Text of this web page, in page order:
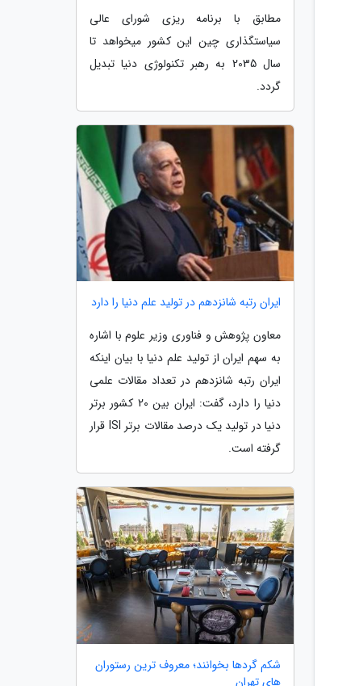
مطابق با برنامه ریزی شورای عالی
سیاستگذاری چین این کشور میخواهد تا
سال 2035 به رهبر تکنولوژی دنیا تبدیل
گردد.
ایران رتبه شانزدهم در تولید علم دنیا را دارد
معاون پژوهش و فناوری وزیر علوم با اشاره
به سهم ایران از تولید علم دنیا با بیان اینکه
ایران رتبه شانزدهم در تعداد مقالات علمی
دنیا را دارد، گفت: ایران بین 20 کشور برتر
دنیا در تولید یک درصد مقالات برتر ISI قرار
گرفته است.
شکم گردها بخوانند؛ معروف ترین رستوران
های تهران